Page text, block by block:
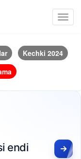
Kechki 2024
endi